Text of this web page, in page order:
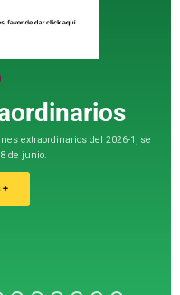
extraordinarios del 2026-1, se
de junio.